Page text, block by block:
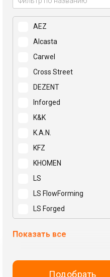
AEZ
Alcasta
Carwel
Cross Street
DEZENT
Inforged
K&K
K.A.N.
KFZ
KHOMEN
LS
LS FlowForming
LS Forged
N2O
Показать все
Подобрать